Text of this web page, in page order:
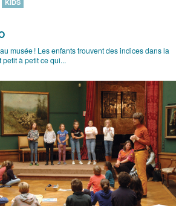
KIDS
musée ! Les enfants trouvent des indices dans la
à petit ce qui...